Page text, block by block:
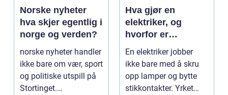
Norske nyheter
hva skjer egentlig i
norge og verden?
norske nyheter handler
ikke bare om vær, sport
og politiske utspill på
Stortinget.
Hva gjør en
elektriker, og
hvorfor er
fagkunnskap så
viktig?
En elektriker jobber
ikke bare med å skru
opp lamper og bytte
stikkontakter. Yrket